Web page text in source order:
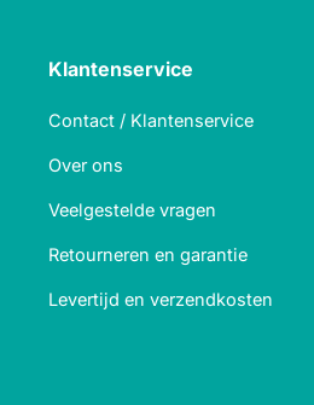
Klantenservice
Contact / Klantenservice
Over ons
Veelgestelde vragen
Retourneren en garantie
Levertijd en verzendkosten